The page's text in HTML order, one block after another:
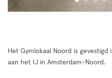
Het Gymlokaal Noord is
aan het IJ in Amsterdam-Noord.